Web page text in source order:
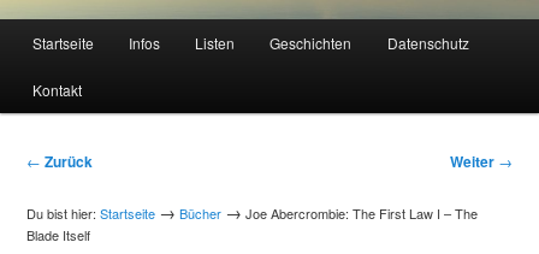
Zum
Inhalt
Startseite Infos Listen Geschichten Datenschutz
Kontakt
Beitragsnavigation
← Zurück Weiter →
Du bist hier:Startseite → Bücher → Joe Abercrombie: The First Law I – The
Blade Itself